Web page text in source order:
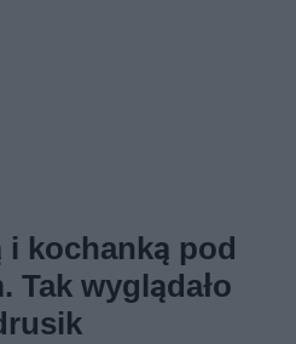
i kochanką pod
Tak wyglądało